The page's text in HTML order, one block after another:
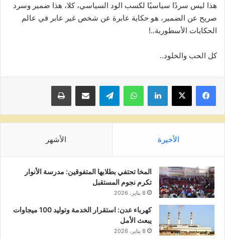
هذا ليس سردًا سياسيًا لكسب الود السياسي، كلا، هذا ضمير وسرد
صريح عن الضمير، هو حكاية عابرة عن شخص غير عابر في عالم
الحكايات الأسطوربة..!
كل الحب والخلود..
لينكدإن واتساب تيلقرام مشاركة عبر البريد طباعة
الأخيرة الأشهر
المخا تحتفي بطلابها المتفوقين: مدرسة الأنوار
تكرم نجوم المستقبل
8 يناير، 2026
كهرباء عدن: استقرار الخدمة وتوليد 100 ميجاوات
يبعث الأمل
8 يناير، 2026